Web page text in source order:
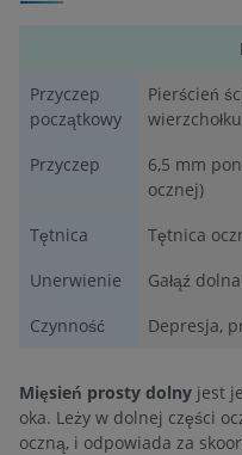
Przyczep
początkowy
Pierścień
Przyczep
6,5 mm
ocznej)
Tętnica
Tętnica
Unerwienie
Gałąź
Czynność
Depresja,
Mięsień prosty dolny jest
oka. Leży w dolnej części
oczną, i odpowiada za